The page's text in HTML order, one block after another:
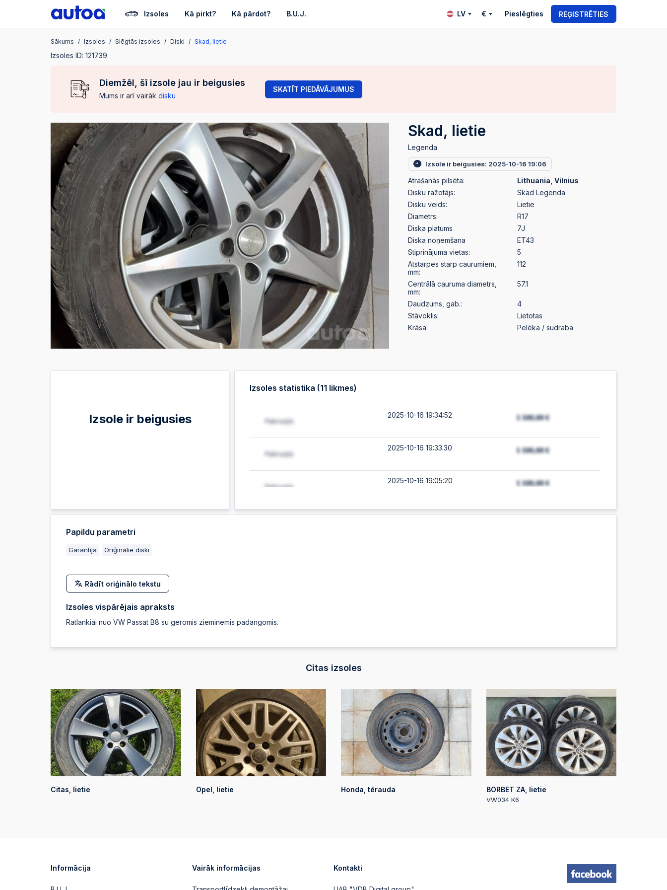
Izsoles Kā pirkt? Kā pārdot? B.U.J. LV € Pieslēgties REĢISTRĒTIES
Sākums Izsoles Slēgtās izsoles Diski Skad, lietie
Izsoles ID: 121739
Diemžēl, šī izsole jau ir beigusies
Mums ir arī vairāk disku
SKATĪT PIEDĀVĀJUMUS
Skad, lietie
Legenda
Izsole ir beigusies: 2025-10-16 19:06
Atrašanās pilsēta:
Lithuania, Vilnius
Disku ražotājs:
Skad Legenda
Disku veids:
Lietie
Diametrs:
R17
Diska platums
7J
Diska noņemšana
ET43
Stiprinājuma vietas:
5
Atstarpes starp caurumiem,
mm:
112
Centrālā cauruma diametrs,
mm:
57.1
Daudzums, gab.:
4
Stāvoklis:
Lietotas
Krāsa:
Pelēka / sudraba
Izsole ir beigusies
Izsoles statistika (11 likmes)
2025-10-16 19:34:52
2025-10-16 19:33:30
2025-10-16 19:05:20
2025-10-16 18:29:08
2025-10-16 18:29:01
Automātiskā likme
2025-10-16 13:33:12
Automātiskā likme
Papildu parametri
Garantija Oriģinālie diski
Rādīt oriģinālo tekstu
Izsoles vispārējais apraksts
Ratlankiai nuo VW Passat B8 su geromis zieminemis padangomis.
Citas izsoles
Citas, lietie Opel, lietie Honda, tērauda BORBET ZA, lietie
VW034 K6
Informācija Vairāk informācijas Kontakti